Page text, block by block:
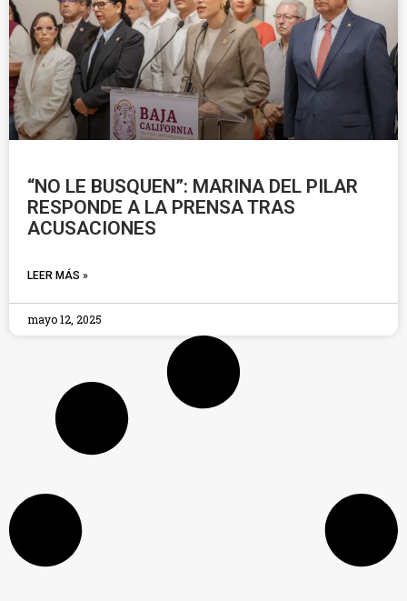
“NO LE BUSQUEN”: MARINA DEL PILAR
RESPONDE A LA PRENSA TRAS
ACUSACIONES
LEER MÁS »
mayo 12, 2025